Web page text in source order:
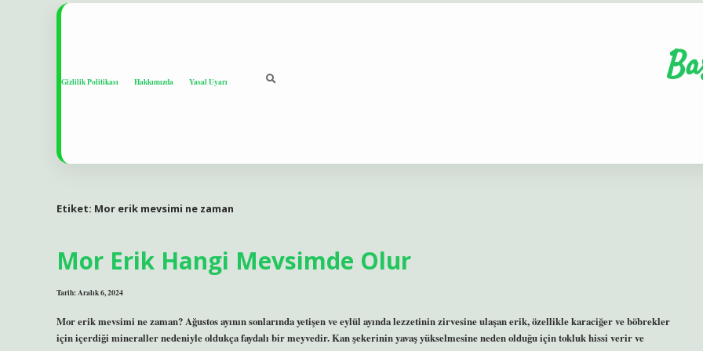
Gizlilik Politikası Hakkımızda Yasal Uyarı
Etiket: Mor erik mevsimi ne zaman
Mor Erik Hangi Mevsimde Olur
Tarih: Aralık 6, 2024
Mor erik mevsimi ne zaman? Ağustos ayının sonlarında yetişen ve eylül ayında lezzetinin zirvesine ulaşan erik, özellikle karaciğer ve böbrekler
için içerdiği mineraller nedeniyle oldukça faydalı bir meyvedir. Kan şekerinin yavaş yükselmesine neden olduğu için tokluk hissi verir ve